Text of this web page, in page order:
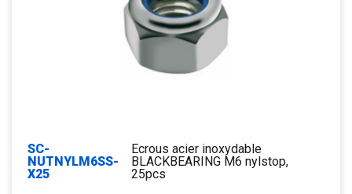
SC-
NUTNYLM6SS-
X25
Ecrous acier inoxydable
BLACKBEARING M6 nylstop,
25pcs